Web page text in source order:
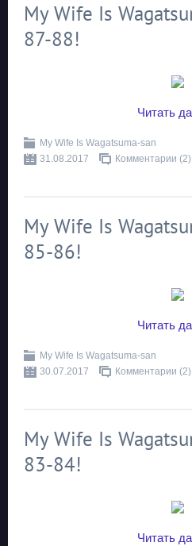
My Wife Is
87-88!
Читать
My Wife Is Wagatsuma-san
31.08.2017
Комментарии (2)
My Wife Is
85-86!
Читать
My Wife Is Wagatsuma-san
30.07.2017
Комментарии (2)
My Wife Is
83-84!
Читать